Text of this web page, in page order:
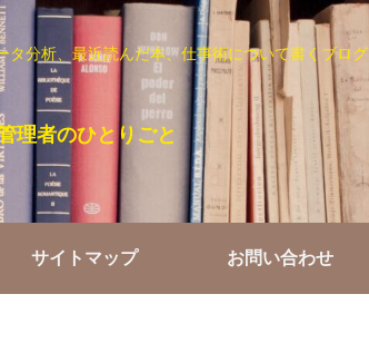
分析、最近読んだ本、仕事術について書くブログ
理者のひとりごと
サイトマップ お問い合わせ